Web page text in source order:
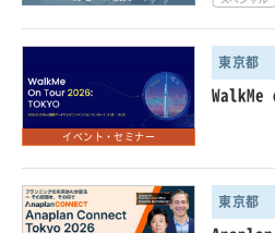
イベント・セミナー
東京都
東京都